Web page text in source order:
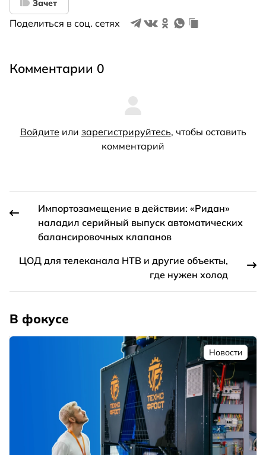
Зачет
Поделиться в соц. сетях
Комментарии 0
Войдите или зарегистрируйтесь, чтобы оставить
комментарий
Импортозамещение в действии: «Ридан»
наладил серийный выпуск автоматических
балансировочных клапанов
ЦОД для телеканала НТВ и другие объекты,
где нужен холод
В фокусе
Новости